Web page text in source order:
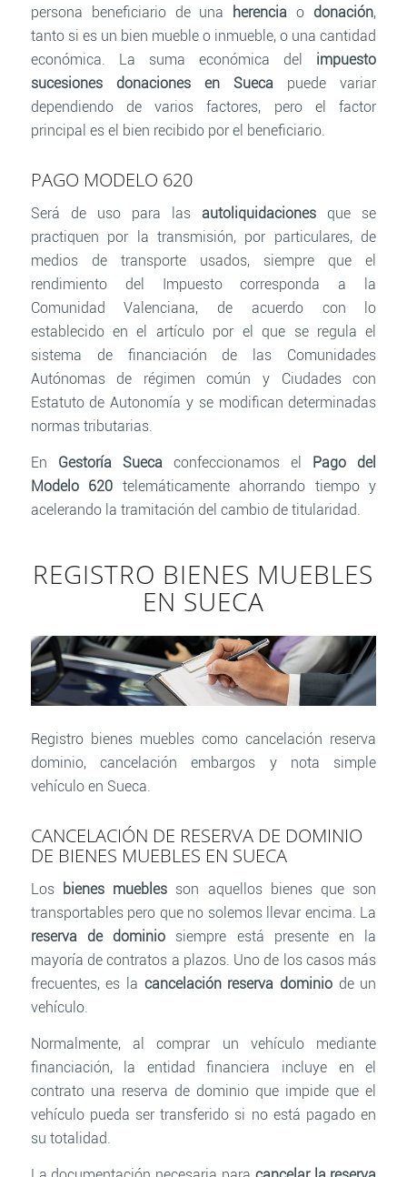
persona beneficiario de una herenciao donación,
tanto si es un bien mueble o inmueble, o una cantidad
económica. La suma económica del impuesto
sucesiones donaciones en Sueca puede variar
dependiendo de varios factores, pero el factor
principal es el bien recibido por el beneficiario.
PAGO MODELO 620
Será de uso para lasautoliquidaciones que se
practiquen por la transmisión, por particulares, de
medios de transporte usados, siempre que el
rendimiento del Impuesto corresponda a la
Comunidad Valenciana, de acuerdo con lo
establecido en el artículo por el que se regula el
sistema de financiación de las Comunidades
Autónomas de régimen común y Ciudades con
Estatuto de Autonomía y se modifican determinadas
normas tributarias.
En Gestoría Suecaconfeccionamos el Pago del
Modelo 620 telemáticamente ahorrando tiempo y
acelerando la tramitación del cambio de titularidad.
REGISTRO BIENES MUEBLES
EN SUECA
Registro bienes muebles como cancelación reserva
dominio, cancelación embargos y nota simple
vehículo en Sueca.
CANCELACIÓN DE RESERVA DE DOMINIO
DE BIENES MUEBLES EN SUECA
Los bienes muebles son aquellos bienes que son
transportables pero que no solemos llevar encima. La
reserva de dominio siempre está presente en la
mayoría de contratos a plazos. Uno de los casos más
frecuentes, es la cancelación reserva dominio de un
vehículo.
Normalmente, al comprar un vehículo mediante
financiación, la entidad financiera incluye en el
contrato una reserva de dominio que impide que el
vehículo pueda ser transferido si no está pagado en
su totalidad.